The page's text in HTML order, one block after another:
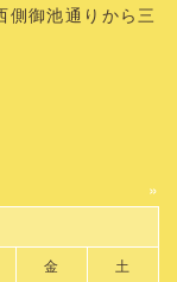
池通りから三
»
金 土